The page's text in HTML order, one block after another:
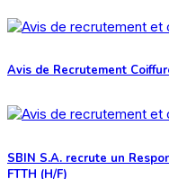
Avis de Recrutement
SBIN S.A. recrute un
FTTH (H/F)